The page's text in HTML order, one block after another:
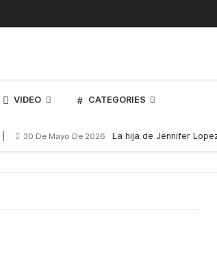
VIDEO CATEGORIES
30 De Mayo De 2026 La hija de Jennifer